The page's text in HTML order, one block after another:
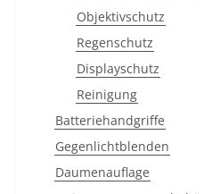
Objektivschutz
Regenschutz
Displayschutz
Reinigung
Batteriehandgriffe
Gegenlichtblenden
Daumenauflage